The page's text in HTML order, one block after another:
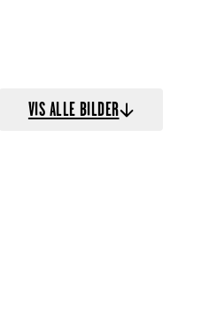
VIS ALLE BILDER